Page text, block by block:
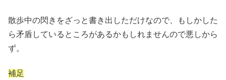
散歩中の閃きをざっと書き出しただけなので、もしかした
ら矛盾しているところがあるかもしれませんので悪しから
ず。
補足